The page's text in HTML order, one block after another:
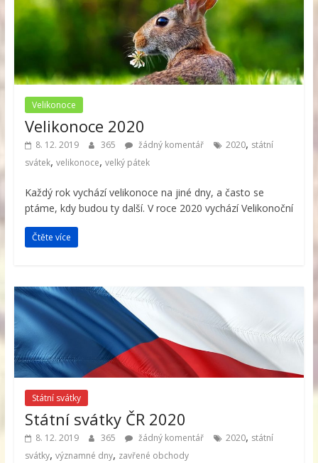
Velikonoce
Velikonoce 2020
8. 12. 2019 365 žádný komentář 2020, státní
svátek, velikonoce, velký pátek
Každý rok vychází velikonoce na jiné dny, a často se
ptáme, kdy budou ty další. V roce 2020 vychází Velikonoční
Čtěte více
Státní svátky
Státní svátky ČR 2020
8. 12. 2019 365 žádný komentář 2020, státní
svátky, významné dny, zavřené obchody